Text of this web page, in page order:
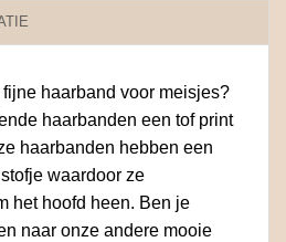
haarband voor meisjes?
haarbanden een tof print
haarbanden hebben een
waardoor ze
het hoofd heen. Ben je
naar onze andere mooie